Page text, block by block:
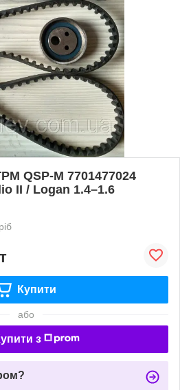
QSP-M 7701477024
II / Logan 1.4–1.6
Купити
або
з